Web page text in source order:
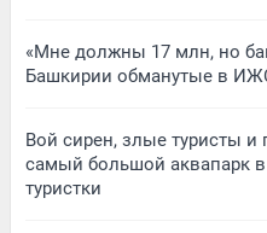
«Мне должны 17 млн, но
Башкирии обманутые в
Вой сирен, злые туристы и
самый большой аквапарк
туристки